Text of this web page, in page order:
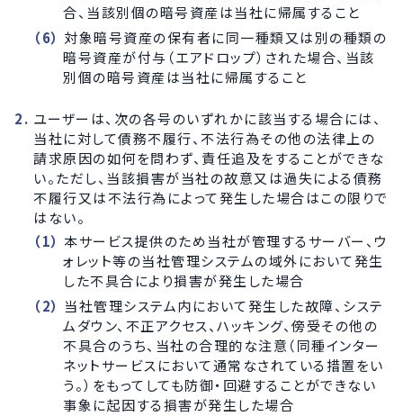
合、当該別個の暗号資産は当社に帰属すること
対象暗号資産の保有者に同一種類又は別の種類の
暗号資産が付与（エアドロップ）された場合、当該
別個の暗号資産は当社に帰属すること
ユーザーは、次の各号のいずれかに該当する場合には、
当社に対して債務不履行、不法行為その他の法律上の
請求原因の如何を問わず、責任追及をすることができな
い。ただし、当該損害が当社の故意又は過失による債務
不履行又は不法行為によって発生した場合はこの限りで
はない。
本サービス提供のため当社が管理するサーバー、ウ
ォレット等の当社管理システムの域外において発生
した不具合により損害が発生した場合
当社管理システム内において発生した故障、システ
ムダウン、不正アクセス、ハッキング、傍受その他の
不具合のうち、当社の合理的な注意（同種インター
ネットサービスにおいて通常なされている措置をい
う。）をもってしても防御・回避することができない
事象に起因する損害が発生した場合